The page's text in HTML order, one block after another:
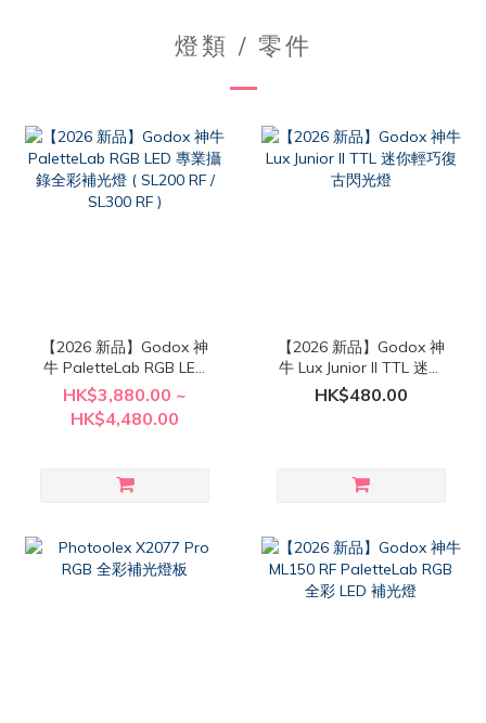
燈類 / 零件
【2026 新品】Godox 神
牛 PaletteLab RGB LED
專業攝錄全彩補光燈 (
SL200 RF / SL300 RF )
HK$3,880.00 ~
HK$4,480.00
【2026 新品】Godox 神
牛 Lux Junior II TTL 迷你
輕巧復古閃光燈
HK$480.00